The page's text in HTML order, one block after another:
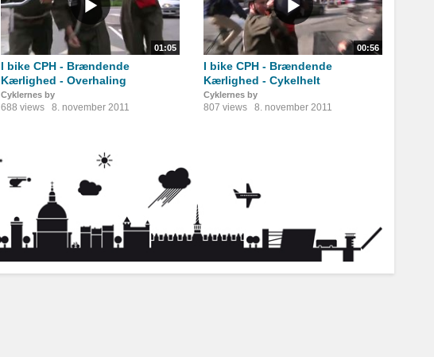
01:05
I bike CPH - Brændende
Kærlighed - Overhaling
Cyklernes by
688 views 8. november 2011
00:56
I bike CPH - Brændende
Kærlighed - Cykelhelt
Cyklernes by
807 views 8. november 2011